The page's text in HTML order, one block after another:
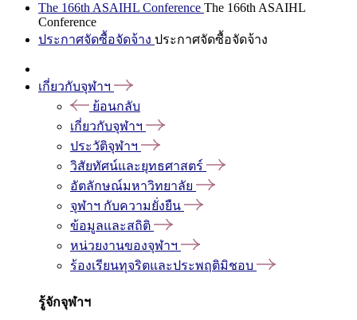
The 166th ASAIHL Conference The 166th ASAIHL
Conference
ประกาศจัดซื้อจัดจ้าง ประกาศจัดซื้อจัดจ้าง
เกี่ยวกับจุฬาฯ
ย้อนกลับ
เกี่ยวกับจุฬาฯ
ประวัติจุฬาฯ
วิสัยทัศน์และยุทธศาสตร์
อัตลักษณ์มหาวิทยาลัย
จุฬาฯ กับความยั่งยืน
ข้อมูลและสถิติ
หน่วยงานของจุฬาฯ
ร้องเรียนทุจริตและประพฤติมิชอบ
รู้จักจุฬาฯ